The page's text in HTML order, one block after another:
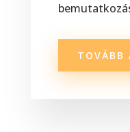
TOVÁBB